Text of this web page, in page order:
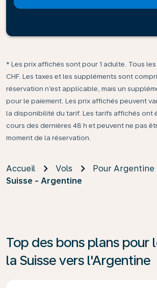
* Les prix affichés sont pour 1 adulte. Tous
CHF. Les taxes et les suppléments sont
réservation n’est applicable, mais un
pour le paiement. Les prix affichés peuvent
la disponibilité du tarif. Les tarifs affichés ont
cours des dernières 48 h et peuvent ne pas
moment de la réservation.
Accueil Vols
Pour Argentine
Suisse - Argentine
Top des bons plans pour
la Suisse vers l'Argentine